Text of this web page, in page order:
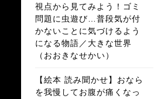
視点から見てみよう！ゴミ
問題に虫遊び…普段気が付
かないことに気づけるよう
になる物語／大きな世界
（おおきなせかい）
【絵本 読み聞かせ】おなら
を我慢してお腹が痛くなっ